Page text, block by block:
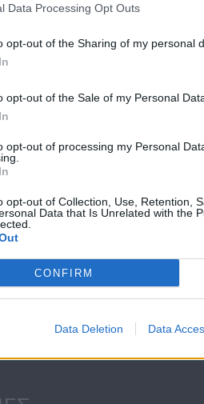
Data Processing Opt Outs
opt-out of the Sharing of my personal
opt-out of the Sale of my Personal
opt-out of processing my Personal
opt-out of Collection, Use, Retention,
Data that Is Unrelated with the
CONFIRM
Data Deletion Data
παλιάς γέφυρας
επ.64
της